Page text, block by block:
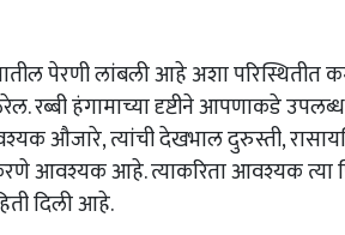
पेरणी लांबली आहे अशा परिस्थितीत
रब्बी हंगामाच्या दृष्टीने आपणाकडे
औजारे, त्यांची देखभाल दुरुस्ती,
आवश्यक आहे. त्याकरिता आवश्यक त्या
दिली आहे.